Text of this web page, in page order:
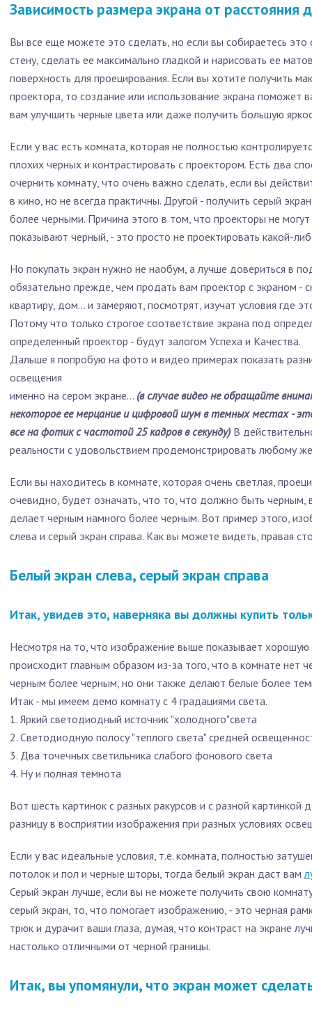
Зависимость размера экрана от расстояния
Вы все еще можете это сделать, но если вы собираетесь это
стену, сделать ее максимально гладкой и нарисовать ее
поверхность для проецирования. Если вы хотите получить
проектора, то создание или использование экрана поможет
вам улучшить черные цвета или даже получить большую
Если у вас есть комната, которая не полностью
плохих черных и контрастировать с проектором. Есть два
очернить комнату, что очень важно сделать, если вы
в кино, но не всегда практичны. Другой - получить серый
более черными. Причина этого в том, что проекторы не
показывают черный, - это просто не проектировать какой-
Но покупать экран нужно не наобум, а лучше довериться в
обязательно прежде, чем продать вам проектор с экраном -
квартиру, дом… и замеряют, посмотрят, изучат условия где
Потому что только строгое соответствие экрана под
определенный проектор - будут залогом Успеха и Качества.
Дальше я попробую на фото и видео примерах показать
освещения
именно на сером экране… (в случае видео не обращайте
некоторое ее мерцание и цифровой шум в темных местах -
все на фотик с частотой 25 кадров в секунду) В
реальности с удовольствием продемонстрировать любому
Если вы находитесь в комнате, которая очень светлая,
очевидно, будет означать, что то, что должно быть черным,
делает черным намного более черным. Вот пример этого,
слева и серый экран справа. Как вы можете видеть, правая
Белый экран слева, серый экран справа
Итак, увидев это, наверняка вы должны купить
Несмотря на то, что изображение выше показывает хорошую
происходит главным образом из-за того, что в комнате нет
черным более черным, но они также делают белые более
Итак - мы имеем демо комнату с 4 градациями света.
1. Яркий светодиодный источник "холодного"света
2. Светодиодную полосу "теплого света" средней
3. Два точечных светильника слабого фонового света
4. Ну и полная темнота
Вот шесть картинок с разных ракурсов и с разной картинкой
разницу в восприятии изображения при разных условиях
Если у вас идеальные условия, т.е. комната, полностью
потолок и пол и черные шторы, тогда белый экран даст вам
Серый экран лучше, если вы не можете получить свою
серый экран, то, что помогает изображению, - это черная
трюк и дурачит ваши глаза, думая, что контраст на экране
настолько отличными от черной границы.
Итак, вы упомянули, что экран может